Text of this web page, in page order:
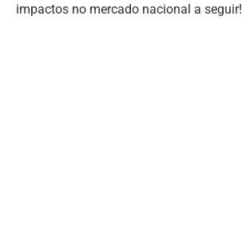
impactos no mercado nacional a seguir!